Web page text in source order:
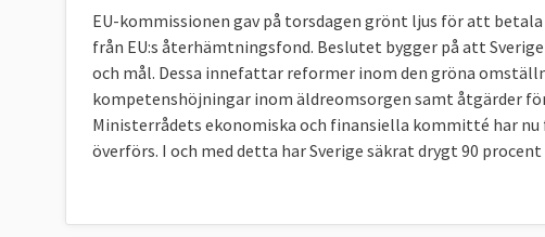
EU-kommissionen gav på torsdagen grönt ljus för att
från EU:s återhämtningsfond. Beslutet bygger på att
och mål. Dessa innefattar reformer inom den gröna
kompetenshöjningar inom äldreomsorgen samt åtgärder
Ministerrådets ekonomiska och finansiella kommitté har
överförs. I och med detta har Sverige säkrat drygt 90